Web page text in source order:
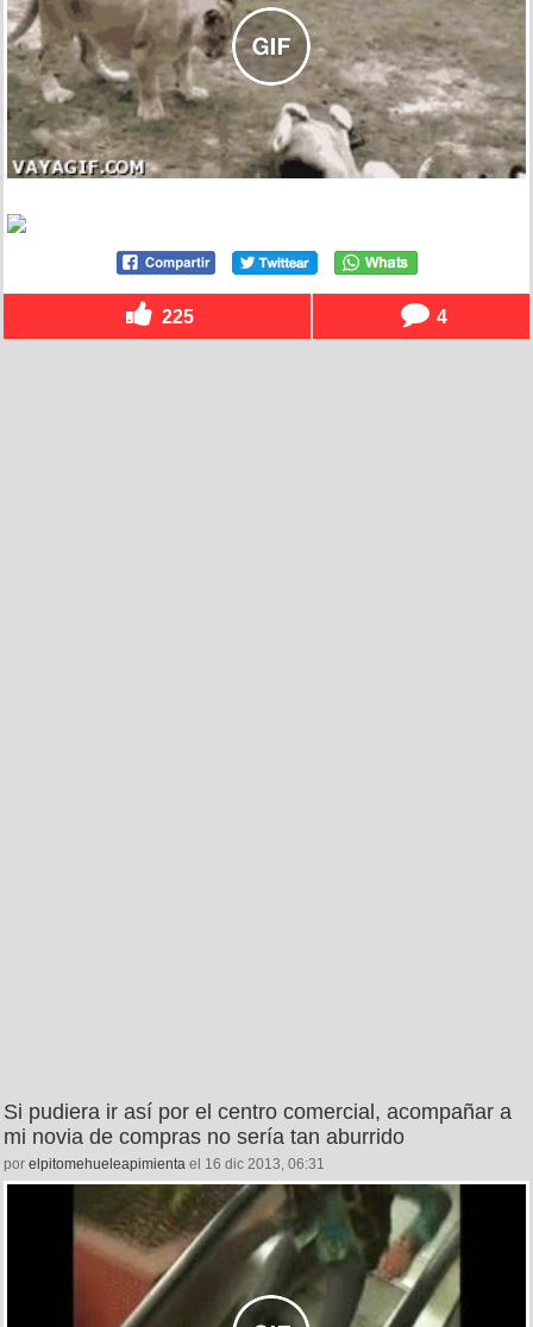
225 4
Si pudiera ir así por el centro comercial, acompañar a
mi novia de compras no sería tan aburrido
por elpitomehueleapimienta el 16 dic 2013, 06:31